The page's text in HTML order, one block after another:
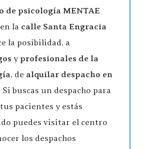
de psicología MENTAE
la calle Santa Engracia
la posibilidad, a
y profesionales de la
, de alquilar despacho en
Si buscas un despacho para
pacientes y estás
puedes visitar el centro
los despachos